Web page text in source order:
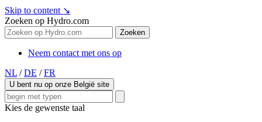
Skip to content ↘
Zoeken op Hydro.com
Zoeken
Neem contact met ons op
NL / DE / FR
U bent nu op onze België site
Kies de gewenste taal